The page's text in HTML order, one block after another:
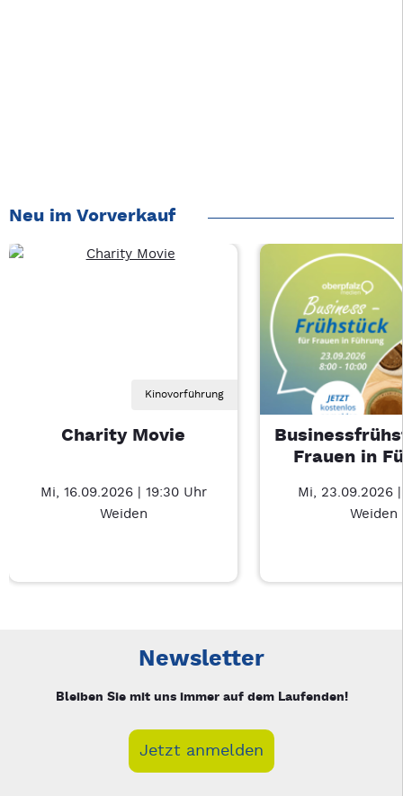
Neu im Vorverkauf
Kinovorführung
Charity Movie
Mi, 16.09.2026 | 19:30 Uhr
Weiden
Frauen in
Mi, 23.09.2026
Weiden
Newsletter
Bleiben Sie mit uns immer auf dem Laufenden!
Jetzt anmelden